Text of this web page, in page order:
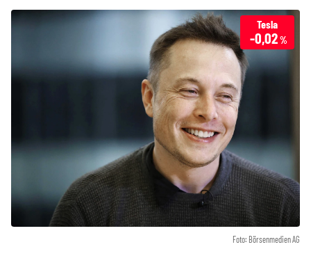
Foto: Börsenmedien AG
Tesla
-0,02%